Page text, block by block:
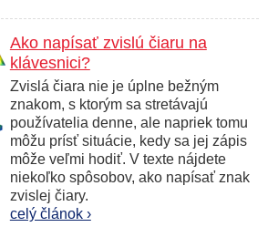
Ako napísať zvislú čiaru na
klávesnici?
Zvislá čiara nie je úplne bežným
znakom, s ktorým sa stretávajú
používatelia denne, ale napriek tomu
môžu prísť situácie, kedy sa jej zápis
môže veľmi hodiť. V texte nájdete
niekoľko spôsobov, ako napísať znak
zvislej čiary.
celý článok ›